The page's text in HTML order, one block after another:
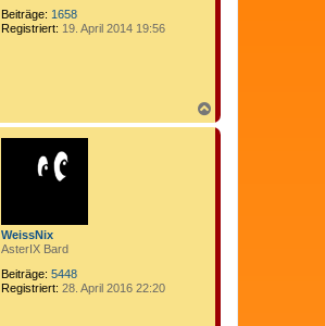
Beiträge: 1658
Registriert: 19. April 2014 19:56
a
c
WeissNix
AsterIX Bard
Beiträge: 5448
Registriert: 28. April 2016 22:20